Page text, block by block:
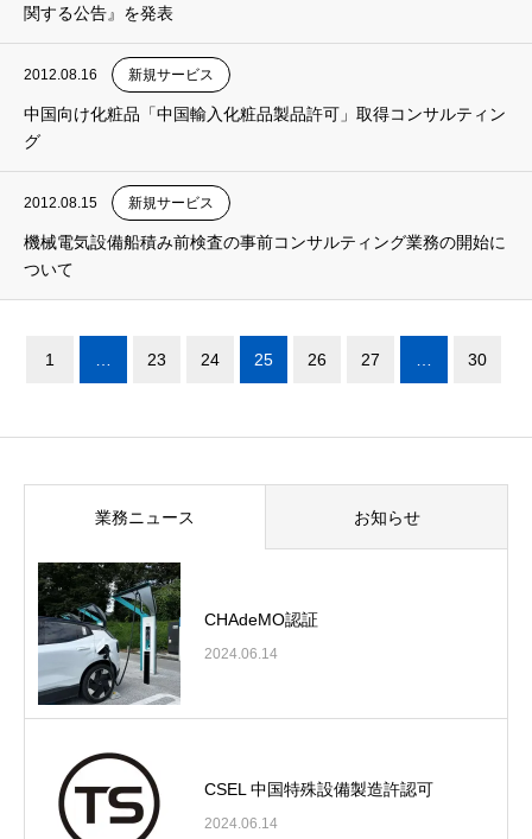
関する公告』を発表
2012.08.16 新規サービス
中国向け化粧品「中国輸入化粧品製品許可」取得コンサルティン
グ
2012.08.15 新規サービス
機械電気設備船積み前検査の事前コンサルティング業務の開始に
ついて
1 23 24 25 26 27 30
業務ニュース お知らせ
CHAdeMO認証
2024.06.14
CSEL 中国特殊設備製造許認可
2024.06.14